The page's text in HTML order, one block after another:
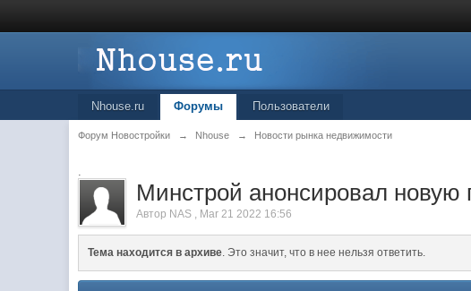
Nhouse.ru Форумы Пользователи
Форум Новостройки → Nhouse → Новости рынка недвижимости
.
Минстрой анонсировал новую
Автор NAS , Mar 21 2022 16:56
Тема находится в архиве. Это значит, что в нее нельзя ответить.